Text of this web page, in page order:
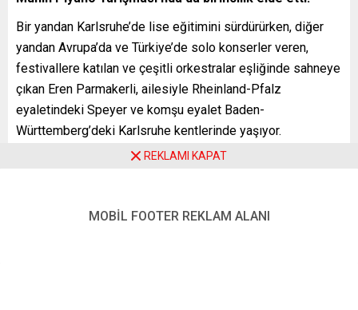
Bir yandan Karlsruhe’de lise eğitimini sürdürürken, diğer
yandan Avrupa’da ve Türkiye’de solo konserler veren,
festivallere katılan ve çeşitli orkestralar eşliğinde sahneye
çıkan Eren Parmakerli, ailesiyle Rheinland-Pfalz
eyaletindeki Speyer ve komşu eyalet Baden-
Württemberg’deki Karlsruhe kentlerinde yaşıyor.
Eren’in annesi çeviri, dil ve kültür bilimleri profesörü olarak
REKLAMI KAPAT
MOBİL FOOTER REKLAM ALANI